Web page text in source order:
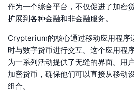
作为一个综合平台，不仅促进了加密
扩展到各种金融和非金融服务。
Crypterium的核心通过移动应用程序
时与数字货币进行交互。这个应用程
为一系列活动提供了无缝的界面。用
加密货币，确保他们可以直接从移动
组合。